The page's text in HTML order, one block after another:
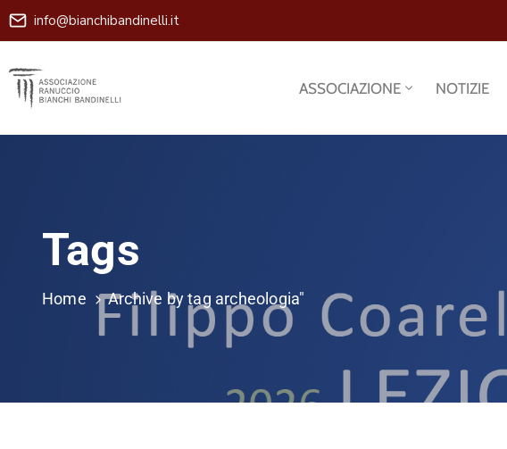
info@bianchibandinelli.it
ASSOCIAZIONE NOTIZIE
Tags
Home Archive by tag archeologia"